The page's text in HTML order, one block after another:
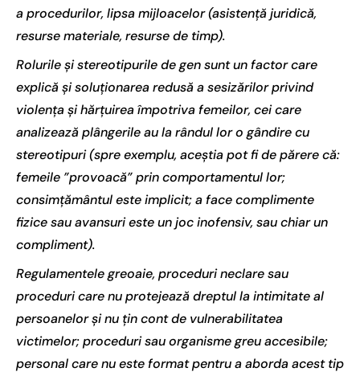
a procedurilor, lipsa mijloacelor (asistență juridică,
resurse materiale, resurse de timp).
Rolurile și stereotipurile de gen sunt un factor care
explică și soluționarea redusă a sesizărilor privind
violența și hărțuirea împotriva femeilor, cei care
analizează plângerile au la rândul lor o gândire cu
stereotipuri (spre exemplu, aceștia pot fi de părere că:
femeile ”provoacă” prin comportamentul lor;
consimțământul este implicit; a face complimente
fizice sau avansuri este un joc inofensiv, sau chiar un
compliment).
Regulamentele greoaie, proceduri neclare sau
proceduri care nu protejează dreptul la intimitate al
persoanelor și nu țin cont de vulnerabilitatea
victimelor; proceduri sau organisme greu accesibile;
personal care nu este format pentru a aborda acest tip